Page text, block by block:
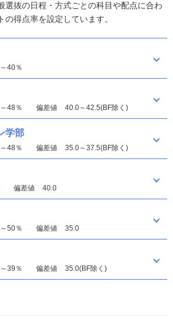
選抜の日程・方式ごとの科目や配点に合わ
得点率を設定しています。
40％
48％ 偏差値 40.0～42.5(BF除く)
学部
48％ 偏差値 35.0～37.5(BF除く)
偏差値 40.0
50％ 偏差値 35.0
39％ 偏差値 35.0(BF除く)